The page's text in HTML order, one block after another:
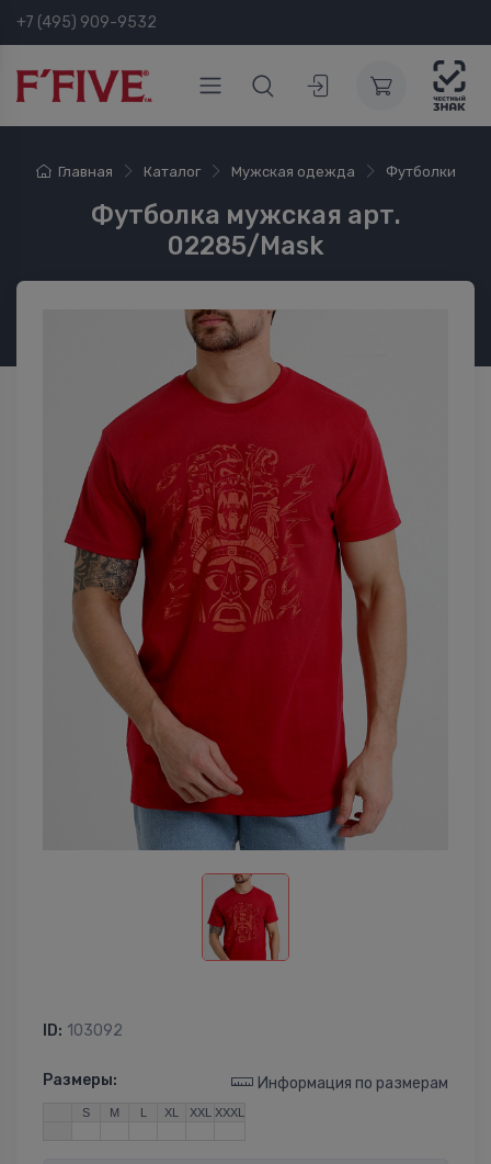
+7 (495) 909-9532
Главная Каталог Мужская одежда Футболки
Футболка мужская арт.
02285/Mask
ID: 103092
Размеры: Информация по размерам
S M L XL XXL XXXL